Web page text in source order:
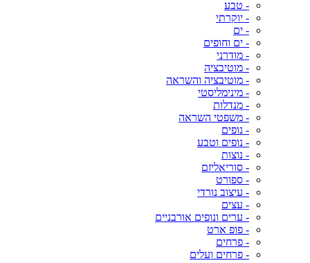
- טבע
- יוקרתי
- ים
- ים וחופים
- מודרני
- מוטיבציה
- מוטיבציה והשראה
- מינימליסטי
- מנדלות
- משפטי השראה
- נופים
- נופים וטבע
- נוצות
- סוריאליזם
- ספורט
- עיצוב נורדי
- עצים
- ערים ונופים אורבניים
- פופ ארט
- פרחים
- פרחים ועלים